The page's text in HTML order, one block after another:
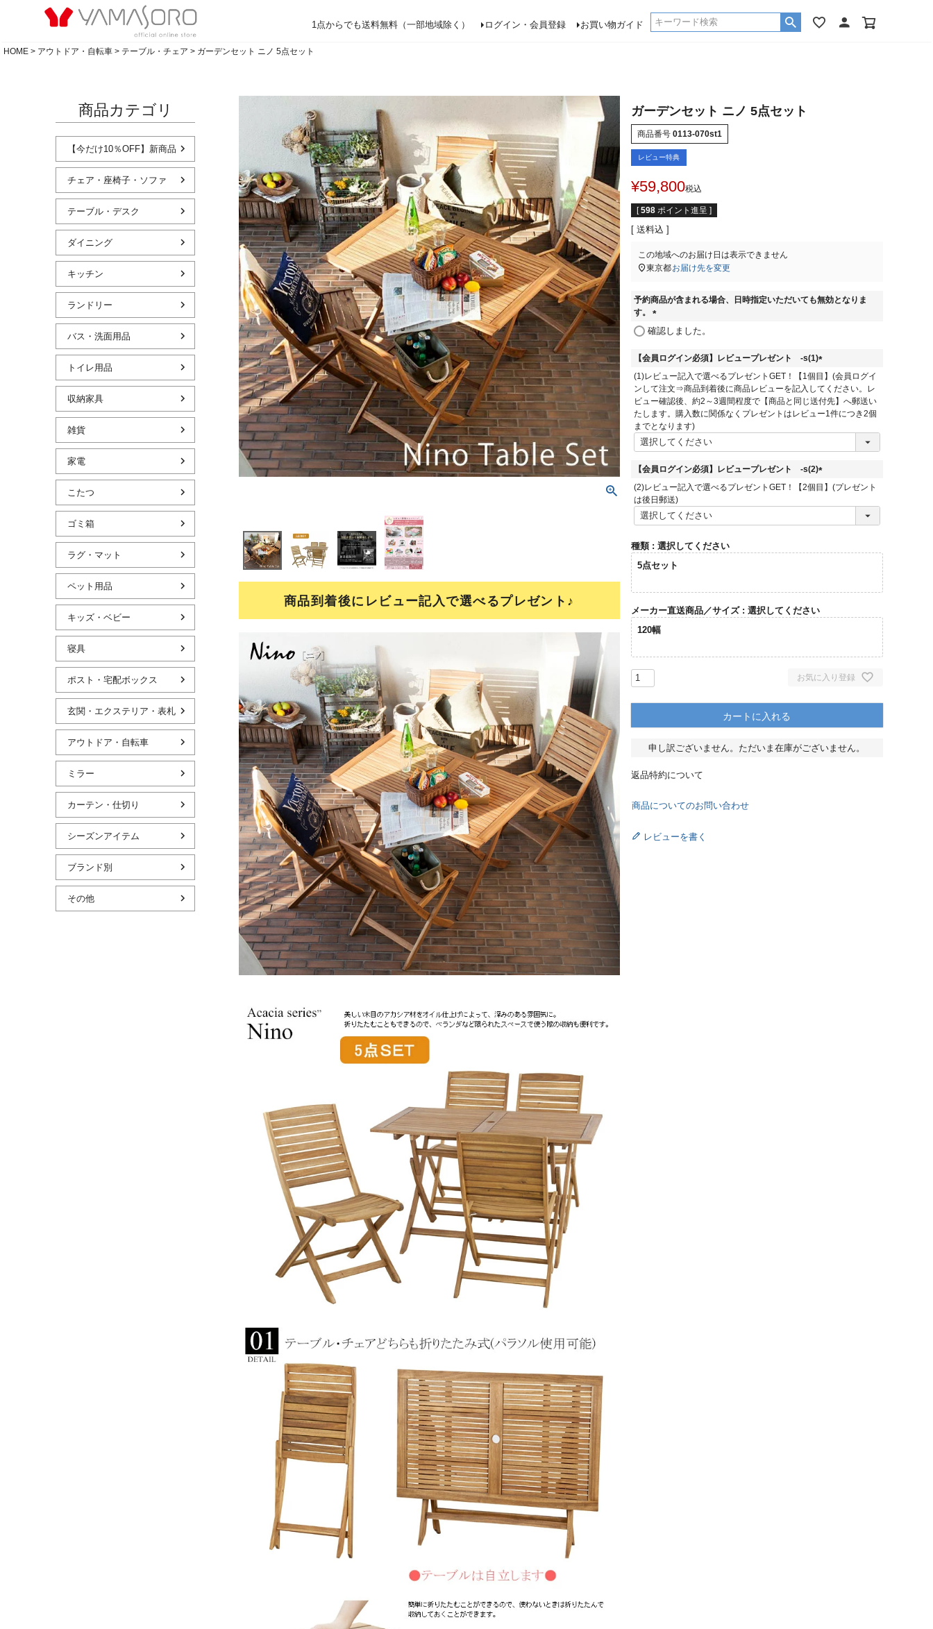
1点からでも送料無料（一部地域除く） ログイン・会員登録 お買い物ガイド
検索
HOME アウトドア・自転車 テーブル・チェア ガーデンセット ニノ 5点セット
商品カテゴリ
【今だけ10％OFF】新商品
チェア・座椅子・ソファ
テーブル・デスク
ダイニング
キッチン
ランドリー
バス・洗面用品
トイレ用品
収納家具
雑貨
家電
こたつ
ゴミ箱
ラグ・マット
ペット用品
キッズ・ベビー
寝具
ポスト・宅配ボックス
玄関・エクステリア・表札
アウトドア・自転車
ミラー
カーテン・仕切り
シーズンアイテム
ブランド別
その他
商品到着後にレビュー記入で選べるプレゼント♪
ガーデンセット ニノ 5点セット
商品番号 0113-070st1
レビュー特典
¥59,800税込
[ 598 ポイント進呈 ]
送料込
この地域へのお届け日は表示できません
東京都お届け先を変更
予約商品が含まれる場合、日時指定いただいても無効となりま
す。
(
須
)
確認しました。
【会員ログイン必須】レビュープレゼント -s(1)
(
必
須
)
(1)レビュー記入で選べるプレゼントGET！【1個目】(会員ログイ
ンして注文⇒商品到着後に商品レビューを記入してください。レ
ビュー確認後、約2～3週間程度で【商品と同じ送付先】へ郵送い
たします。購入数に関係なくプレゼントはレビュー1件につき2個
までとなります)
【会員ログイン必須】レビュープレゼント -s(2)
(
須
(2)レビュー記入で選べるプレゼントGET！【2個目】(プレゼント
は後日郵送)
種類
選択してください
5点セット
メーカー直送商品／サイズ
選択してください
120幅
お気に入り登録
カートに入れる
申し訳ございません。ただいま在庫がございません。
返品特約について
商品についてのお問い合わせ
レビューを書く